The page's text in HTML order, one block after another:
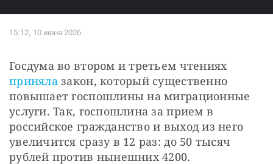
приняла закон, который существенно
повышает госпошлины на миграционные
услуги. Так, госпошлина за прием в
российское гражданство и выход из него
увеличится сразу в 12 раз: до 50 тысяч
рублей против нынешних 4200.